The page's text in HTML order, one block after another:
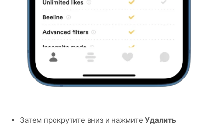
Затем прокрутите вниз и нажмите Удалить